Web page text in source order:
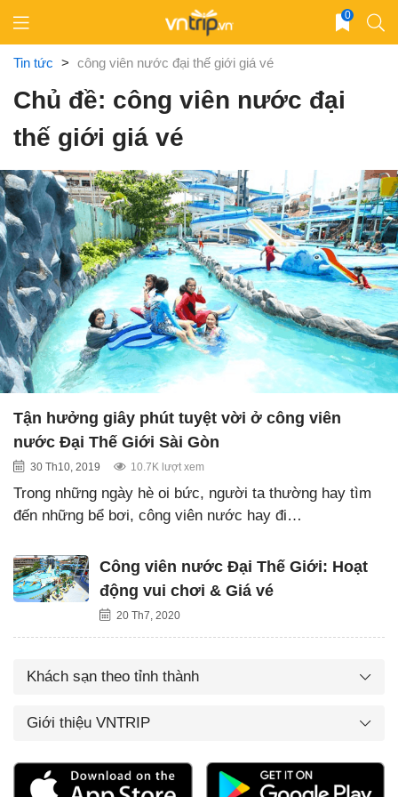
content
0
Tin tức > công viên nước đại thế giới giá vé
Chủ đề: công viên nước đại
thế giới giá vé
Tận hưởng giây phút tuyệt vời ở công viên
nước Đại Thế Giới Sài Gòn
30 Th10, 2019 10.7K lượt xem
Trong những ngày hè oi bức, người ta thường hay tìm
đến những bể bơi, công viên nước hay đi…
Công viên nước Đại Thế Giới: Hoạt
động vui chơi & Giá vé
20 Th7, 2020
Khách sạn theo tỉnh thành
Giới thiệu VNTRIP